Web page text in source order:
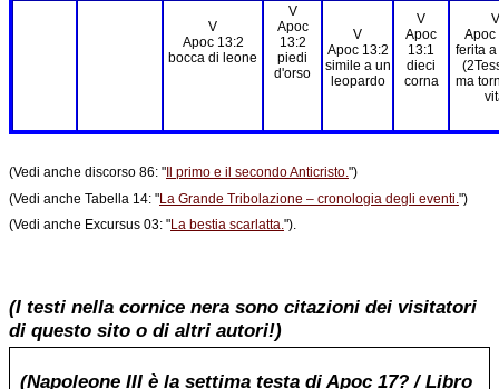
V
Apoc 13:2
bocca di leone
V
Apoc
13:2
piedi
d'orso
V
Apoc 13:2
simile a un
leopardo
V
Apoc
13:1
dieci
corna
V
Apoc
ferita
ma
(Vedi anche discorso 86: " Il primo e il secondo Anticristo.")
(Vedi anche Tabella 14: "La Grande Tribolazione – cronologia degli eventi. ")
(Vedi anche Excursus 03: "La bestia scarlatta.").
(I testi nella cornice nera sono citazioni dei visitatori
di questo sito o di altri autori!)
(Napoleone III è la settima testa di Apoc 17? / Libro